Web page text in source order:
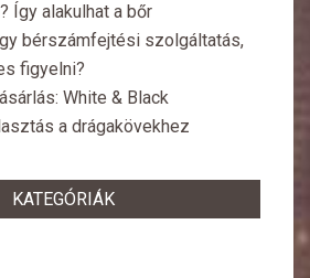
Így alakulhat a bőr
bérszámfejtési szolgáltatás,
figyelni?
White & Black
a drágakövekhez
KATEGÓRIÁK